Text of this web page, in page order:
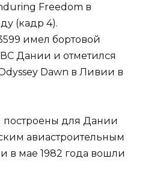
Freedom в
(кадр 4).
имел бортовой
Дании и отметился
Dawn в Ливии в
построены для Дании
авиастроительным
в мае 1982 года вошли